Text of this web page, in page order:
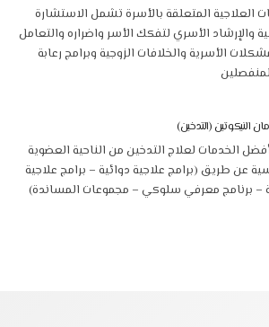
العلاجية المتعلقة بالأسرة تشمل الاستشارة
والإرشاد الأسري لتفكك الأسر واضراره والتعامل
الأسرية والخلافات الزوجية وبرامج رعابة
النيكوتين (التدخين)
الخدمات لعلاج التدخين من الناحية العضوية
عن طريق (برامج علاجية دوائية – برامج علاجية
– برنامج معرفي سلوكي – مجموعات المساندة)